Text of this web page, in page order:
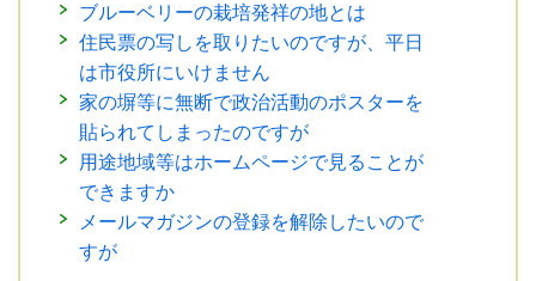
ブルーベリーの栽培発祥の地とは
住民票の写しを取りたいのですが、平日
は市役所にいけません
家の塀等に無断で政治活動のポスターを
貼られてしまったのですが
用途地域等はホームページで見ることが
できますか
メールマガジンの登録を解除したいので
すが